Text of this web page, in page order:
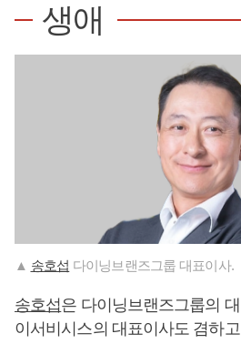
생애
▲ 송호섭 다이닝브랜즈그룹 대표이사.
송호섭은 다이닝브랜즈그룹의
이서비시스의 대표이사도 겸하